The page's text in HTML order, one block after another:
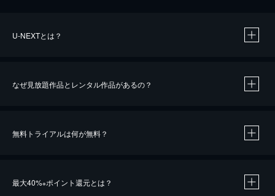
U-NEXTとは？
なぜ見放題作品とレンタル作品があるの？
無料トライアルは何が無料？
最大40%※ポイント還元とは？